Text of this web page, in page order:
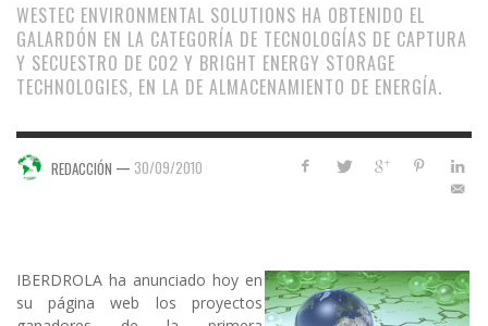
WESTEC ENVIRONMENTAL SOLUTIONS HA OBTENIDO EL
GALARDÓN EN LA CATEGORÍA DE TECNOLOGÍAS DE CAPTURA
Y SECUESTRO DE CO2 Y BRIGHT ENERGY STORAGE
TECHNOLOGIES, EN LA DE ALMACENAMIENTO DE ENERGÍA.
REDACCIÓN — 30/09/2010
IBERDROLA ha anunciado hoy en
su página web los proyectos